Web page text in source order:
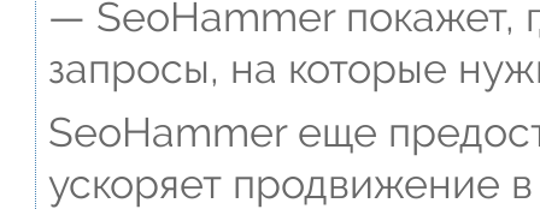
— SeoHammer покажет,
запросы, на которые
SeoHammer еще
ускоряет продвижение